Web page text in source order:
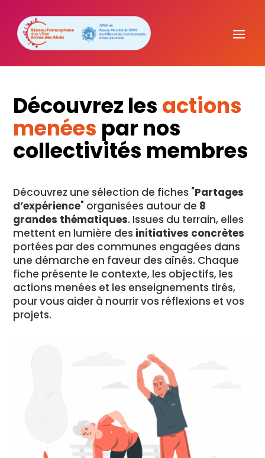
Découvrez les actions
menées par nos
collectivités membres
Découvrez une sélection de fiches "Partages
d’expérience" organisées autour de 8
grandes thématiques. Issues du terrain, elles
mettent en lumière des initiatives concrètes
portées par des communes engagées dans
une démarche en faveur des aînés. Chaque
fiche présente le contexte, les objectifs, les
actions menées et les enseignements tirés,
pour vous aider à nourrir vos réflexions et vos
projets.